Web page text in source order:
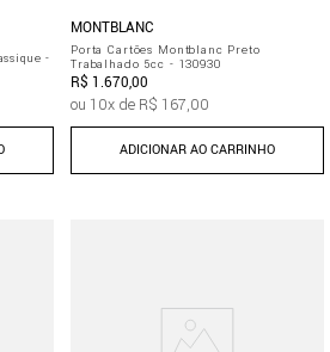
-
MONTBLANC
Porta Cartões Montblanc Preto
Trabalhado 5cc - 130930
R$ 1 .670,00
ou 10x de R$ 167,00
ADICIONAR AO CARRINHO